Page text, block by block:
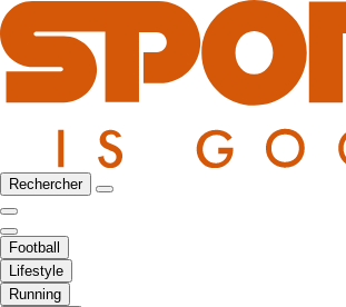
Rechercher
Football
Lifestyle
Running